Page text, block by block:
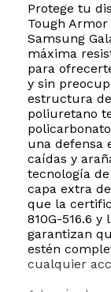
Protege tu
Tough
Samsung
máxima
para
y sin
estructura
poliuretano
una defensa
caídas y
tecnología
capa extra
que la
810G-516.6
garantizan
estén
cualquier